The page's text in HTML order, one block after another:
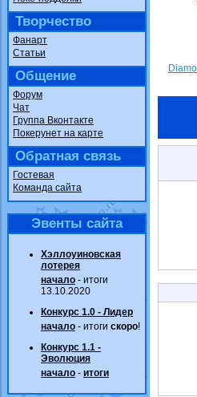
Творчество
Фанарт
Статьи
Общение
Форум
Чат
Группа Вконтакте
Покерунет на карте
Обратная связь
Гостевая
Команда сайта
Эвенты сайта
Хэллоуиновская
лотерея
начало - итоги
13.10.2020
Конкурс 1.0 - Лидер
начало - итоги скоро!
Конкурс 1.1 -
Эволюция
начало - итоги